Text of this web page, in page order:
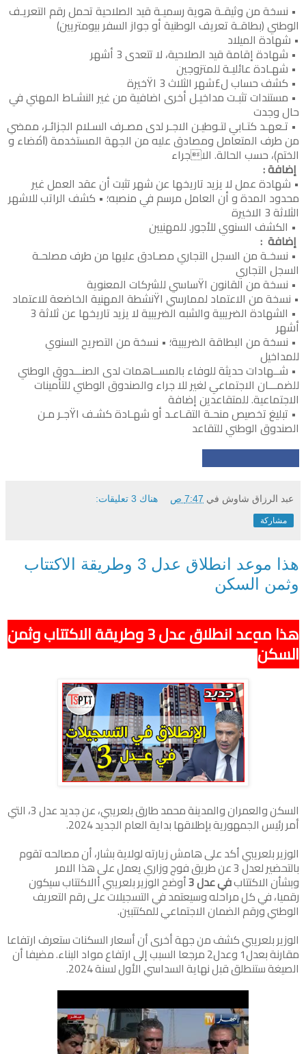
• نسخة من وثيقـة هوية رسميـة قيد الصلاحية تحمل رقم التعريـف
الوطني (بطاقـة تعريف الوطنية أو جواز السفر بيومتريين)
• شهادة الميلاد
• شهادة إقامة قيد الصلاحية، لا تتعدى 3 أشهر
• شهـادة عائليـة للمتزوجين
• كشف حساب ل£شهر الثلاث 3 اŸخيرة
• مستندات تثبـت مداخيـل أخرى اضافية من غير النشـاط المهني في
حال وجدت
• تـعهـد كتـابي لتـوطيـن الاجـر لدى مصـرف السـلام الجزائـر، ممضي
من طرف المتعامل ومصادق عليه من الجهة المستخدمة (ا́مضاء و
الختم)، حسب الحالة. الاجراء
إضافة :
• شهادة عمل لا يزيد تاريخها عن شهر تثبت أن عقد العمل غير
محدود المدة و أن العامل مرسم في منصبه؛ • كشف الراتب للاشهر
الثلاثة 3 الاخيرة
• الكشف السنوي للأجور. للمهنيين
إضافة :
• نسخـة من السجل التجاري مصـادق عليها من طرف مصلحـة
السجل التجاري
• نسخة من القانون اŸساسي للشركات المعنوية
• نسخة من الاعتماد لممارسي اŸنشطة المهنية الخاضعة للاعتماد
• الشهادة الضريبية والشبه الضريبية لا يزيد تاريخها عن ثلاثة 3
أشهر
• نسخة من البطاقة الضريبية؛ • نسخة من التصريح السنوي
للمداخيل
• شــهادات حديثة للوفاء بالمســاهمات لدى الصنـــدوق الوطني
للضمـــان الاجتماعي لغير للا جراء والصندوق الوطني للتأمينات
الاجتماعية. للمتقاعدين إضافة
• تبليغ تخصيص منحـة التقـاعـد أو شهـادة كشـف اŸجـر مـن
الصندوق الوطني للتقاعد
عبد الرزاق شاوش في 7:47 ص هناك 3 تعليقات:
مشاركة
هذا موعد انطلاق عدل 3 وطريقة الاكتتاب
وثمن السكن
هذا موعد انطلاق عدل 3 وطريقة الاكتتاب وثمن
السكن
السكن والعمران والمدينة محمد طارق بلعريبي، عن جديد عدل 3، التي
أمر رئيس الجمهورية بإطلاقها بداية العام الجديد 2024.
الوزير بلعريبي أكد على هامش زيارته لولاية بشار، أن مصالحه تقوم
بالتحضير لعدل 3 عن طريق فوج وزاري يعمل على هذا الامر
وبشأن الاكتتابفي عدل 3 أوضح الوزير بلعريبي أالاكتتاب سيكون
رقميا، في كل مراحله وسيعتمد في التسجيلات على رقم التعريف
الوطني ورقم الضمان الاجتماعي للمكتتبين.
الوزير بلعريبي كشف من جهة أخرى أن أسعار السكنات ستعرف ارتفاعا
مقارنة بعدل1 وعدل2 مرجعا السبب إلى ارتفاع مواد البناء. مضيفا أن
الصيغة ستنطلق قبل نهاية السداسي الأول لسنة 2024.